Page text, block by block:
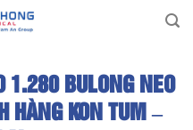
BULONG NEO
HÀNG KON TUM –